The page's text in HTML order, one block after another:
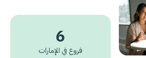
6
فروع في الإمارات